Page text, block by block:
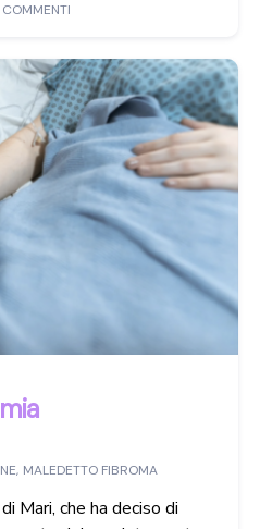
, MALEDETTO FIBROMA
Mari, che ha deciso di